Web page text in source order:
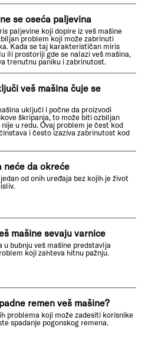
se oseća paljevina
paljevine koji dopire iz veš mašine
problem koji može zabrinuti
Kada se taj karakterističan miris
ili prostoriji gde se nalazi veš mašina,
trenutnu paniku i zabrinutost.
veš mašina čuje se
uključi i počne da proizvodi
škripanja, to može biti ozbiljan
u redu. Ovaj problem je čest kod
i često izaziva zabrinutost kod
neće da okreće
od onih uređaja bez kojih je život
mašine sevaju varnice
u bubnju veš mašine predstavlja
koji zahteva hitnu pažnju.
remen veš mašine?
problema koji može zadesiti korisnike
spadanje pogonskog remena.